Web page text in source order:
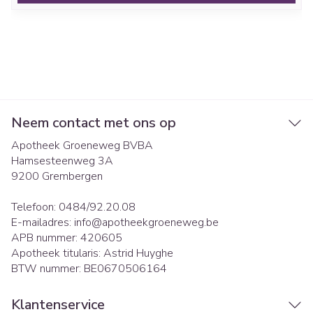
Neem contact met ons op
Apotheek Groeneweg BVBA
Hamsesteenweg 3A
9200 Grembergen
Telefoon: 0484/92.20.08
E-mailadres: info@apotheekgroeneweg.be
APB nummer: 420605
Apotheek titularis: Astrid Huyghe
BTW nummer: BE0670506164
Klantenservice